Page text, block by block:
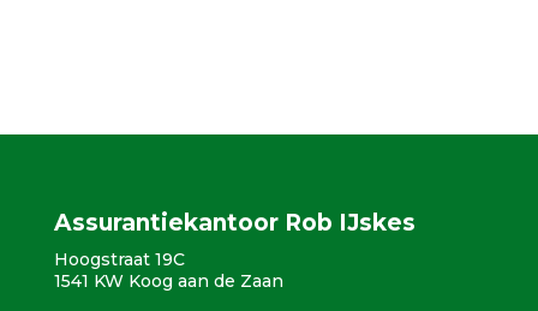
Assurantiekantoor Rob IJskes
Hoogstraat 19C
1541 KW Koog aan de Zaan